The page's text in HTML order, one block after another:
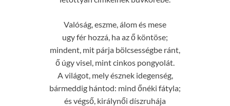
Valóság, eszme, álom és mese
ugy fér hozzá, ha az ő köntöse;
mindent, mit párja bölcsességbe ránt,
ő úgy visel, mint cinkos pongyolát.
A világot, mely észnek idegenség,
bármeddig hántod: mind őnéki fátyla;
és végső, királynői díszruhája